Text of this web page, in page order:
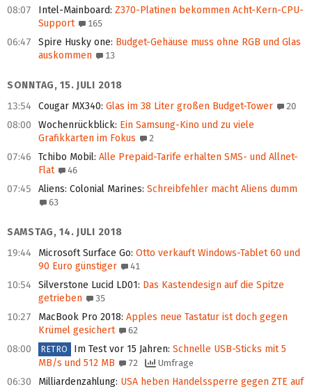
08:07 Intel-Mainboard: Z370-Platinen bekommen Acht-Kern-CPU-
Support
165
06:47 Spire Husky one: Budget-Gehäuse muss ohne RGB und Glas
auskommen
13
SONNTAG, 15. JULI 2018
13:54
Cougar MX340: Glas im 38 Liter großen Budget-Tower 20
08:00 Wochenrückblick: Ein Samsung-Kino und zu viele
Grafikkarten im Fokus
2
07:46 Tchibo Mobil: Alle Prepaid-Tarife erhalten SMS- und Allnet-
Flat
46
07:45 Aliens: Colonial Marines: Schreibfehler macht Aliens dumm
63
SAMSTAG, 14. JULI 2018
19:44
Microsoft Surface Go: Otto verkauft Windows-Tablet 60 und
90 Euro günstiger
41
10:54 Silverstone Lucid LD01: Das Kastendesign auf die Spitze
getrieben
35
10:27 MacBook Pro 2018: Apples neue Tastatur ist doch gegen
Krümel gesichert
62
08:00 RETRO Im Test vor 15 Jahren: Schnelle USB-Sticks mit 5
MB/s und 512 MB
72 Umfrage
06:30 Milliardenzahlung: USA heben Handelssperre gegen ZTE auf